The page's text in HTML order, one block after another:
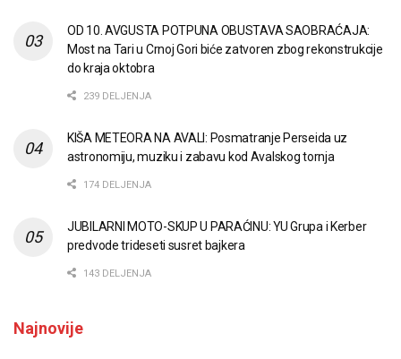
OD 10. AVGUSTA POTPUNA OBUSTAVA SAOBRAĆAJA:
Most na Tari u Crnoj Gori biće zatvoren zbog rekonstrukcije
do kraja oktobra
239 DELJENJA
KIŠA METEORA NA AVALI: Posmatranje Perseida uz
astronomiju, muziku i zabavu kod Avalskog tornja
174 DELJENJA
JUBILARNI MOTO-SKUP U PARAĆINU: YU Grupa i Kerber
predvode trideseti susret bajkera
143 DELJENJA
Najnovije